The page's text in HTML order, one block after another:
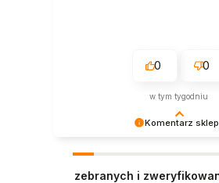
Komentarz
że jesteśmy na właściwym torze
0 0
w tym tygodniu
zebranych i